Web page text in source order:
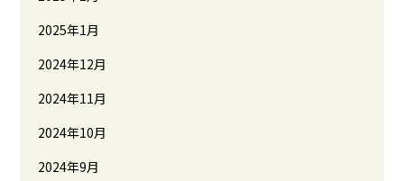
2025年1月
2024年12月
2024年11月
2024年10月
2024年9月